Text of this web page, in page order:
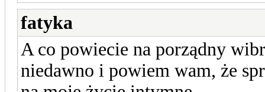
fatyka
A co powiecie na porządny
niedawno i powiem wam, że